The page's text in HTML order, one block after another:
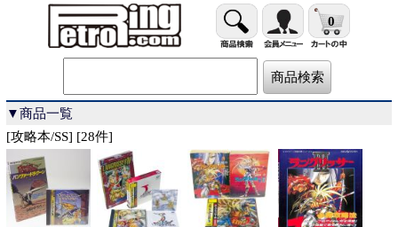
0
▼商品一覧
[攻略本/SS] [28件]